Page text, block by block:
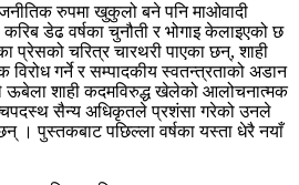
रुपमा खुकुलो बने पनि माओवादी
डेढ वर्षका चुनौती र भोगाइ केलाइएको छ
प्रेसको चरित्र चारथरी पाएका छन्, शाही
गर्ने र सम्पादकीय स्वतन्त्रताको अडान
शाही कदमविरुद्ध खेलेको आलोचनात्मक
सैन्य अधिकृतले प्रशंसा गरेको उनले
। पुस्तकबाट पछिल्ला वर्षका यस्ता धेरै नयाँ